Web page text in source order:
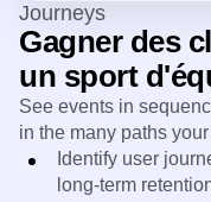
Journeys
Gagner des
un sport
See events in
in the many paths
Identify user
long-term